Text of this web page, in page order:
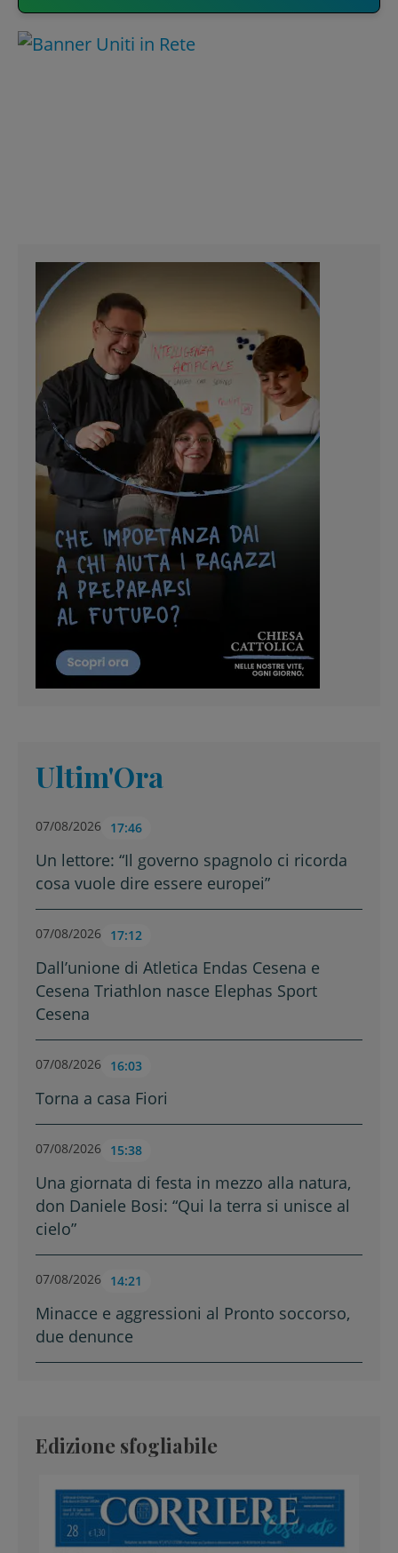
Ultim'Ora
07/08/2026 17:46
Un lettore: “Il governo spagnolo ci ricorda
cosa vuole dire essere europei”
07/08/2026 17:12
Dall’unione di Atletica Endas Cesena e
Cesena Triathlon nasce Elephas Sport
Cesena
07/08/2026 16:03
Torna a casa Fiori
07/08/2026 15:38
Una giornata di festa in mezzo alla natura,
don Daniele Bosi: “Qui la terra si unisce al
cielo”
07/08/2026 14:21
Minacce e aggressioni al Pronto soccorso,
due denunce
Edizione sfogliabile